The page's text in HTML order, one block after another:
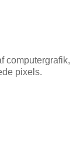
computergrafik,
pixels.